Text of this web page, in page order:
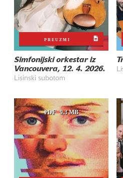
PREUZMI
Simfonijski orkestar iz
Vancouvera, 12. 4. 2026.
Lisinski subotom
PDF 9.3 MB